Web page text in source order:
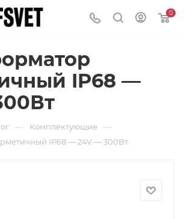
0
IP68 —
— Комплектующие —
IP68 — 24V — 300Вт